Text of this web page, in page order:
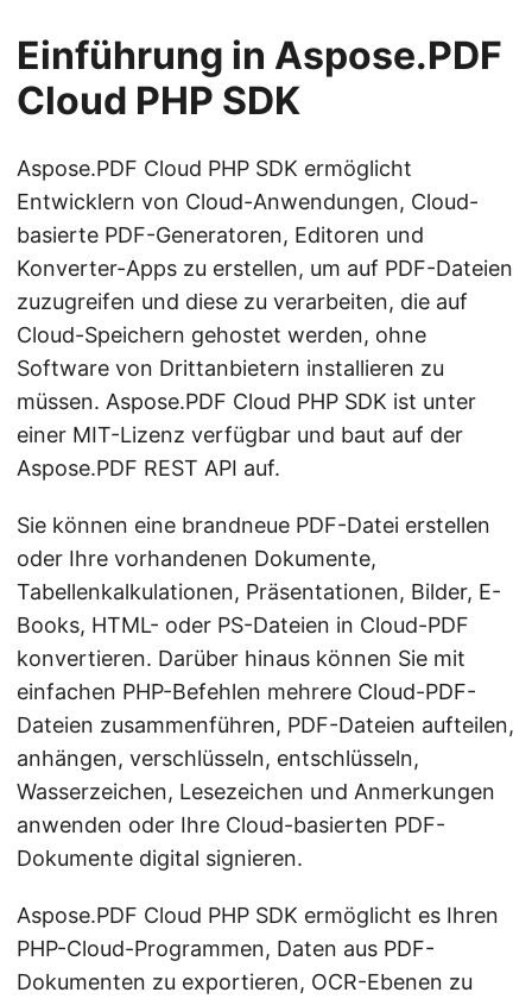
Einführung in Aspose.PDF
Cloud PHP SDK
Aspose.PDF Cloud PHP SDK ermöglicht
Entwicklern von Cloud-Anwendungen, Cloud-
basierte PDF-Generatoren, Editoren und
Konverter-Apps zu erstellen, um auf PDF-Dateien
zuzugreifen und diese zu verarbeiten, die auf
Cloud-Speichern gehostet werden, ohne
Software von Drittanbietern installieren zu
müssen. Aspose.PDF Cloud PHP SDK ist unter
einer MIT-Lizenz verfügbar und baut auf der
Aspose.PDF REST API auf.
Sie können eine brandneue PDF-Datei erstellen
oder Ihre vorhandenen Dokumente,
Tabellenkalkulationen, Präsentationen, Bilder, E-
Books, HTML- oder PS-Dateien in Cloud-PDF
konvertieren. Darüber hinaus können Sie mit
einfachen PHP-Befehlen mehrere Cloud-PDF-
Dateien zusammenführen, PDF-Dateien aufteilen,
anhängen, verschlüsseln, entschlüsseln,
Wasserzeichen, Lesezeichen und Anmerkungen
anwenden oder Ihre Cloud-basierten PDF-
Dokumente digital signieren.
Aspose.PDF Cloud PHP SDK ermöglicht es Ihren
PHP-Cloud-Programmen, Daten aus PDF-
Dokumenten zu exportieren, OCR-Ebenen zu